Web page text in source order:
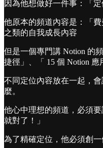
因為他想做好一件事：「定
他原本的頻道內容是：「
之類的自我成長內容
但是一個專門講 Notion 的
捷徑」、「 15 個 Notion 應
不同定位內容放在一起，
麼。
他心中理想的頻道，必須
就對了！」
為了精確定位，他必須創一